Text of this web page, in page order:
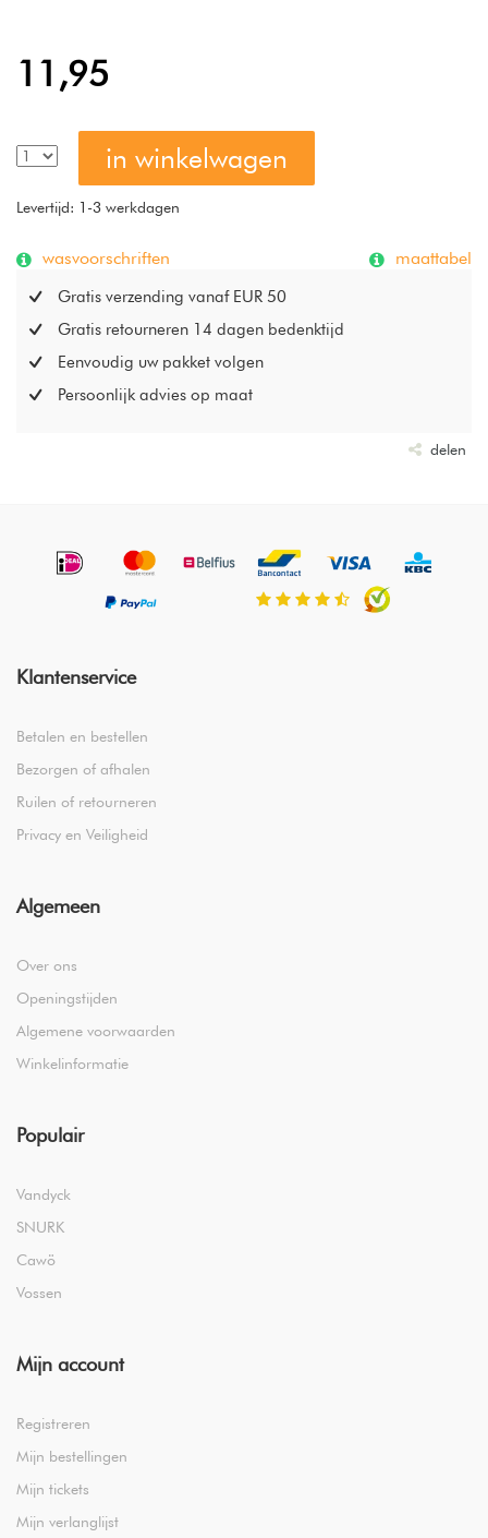
11,95
in winkelwagen
Levertijd: 1-3 werkdagen
wasvoorschriften maattabel
Gratis verzending vanaf EUR 50
Gratis retourneren 14 dagen bedenktijd
Eenvoudig uw pakket volgen
Persoonlijk advies op maat
delen
Klantenservice
Betalen en bestellen
Bezorgen of afhalen
Ruilen of retourneren
Privacy en Veiligheid
Algemeen
Over ons
Openingstijden
Algemene voorwaarden
Winkelinformatie
Populair
Vandyck
SNURK
Cawö
Vossen
Mijn account
Registreren
Mijn bestellingen
Mijn tickets
Mijn verlanglijst